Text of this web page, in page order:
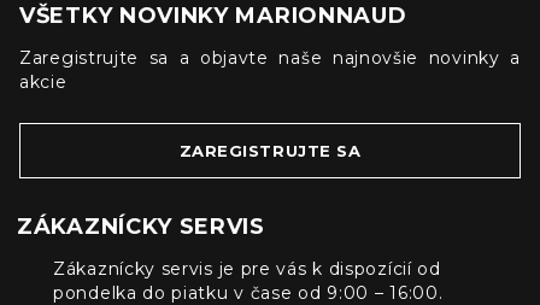
VŠETKY NOVINKY MARIONNAUD
Zaregistrujte sa a objavte naše najnovšie novinky a
akcie
ZAREGISTRUJTE SA
ZÁKAZNÍCKY SERVIS
Zákaznícky servis je pre vás k dispozícií od
pondelka do piatku v čase od 9:00 – 16:00.